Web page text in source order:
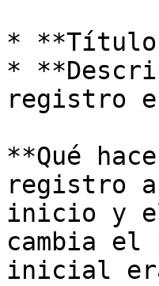
*
*
registro
**Qué
registro
inicio y
cambia
inicial